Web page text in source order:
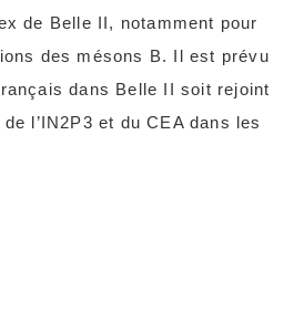
de Belle II, notamment pour
des mésons B. Il est prévu
dans Belle II soit rejoint
l’IN2P3 et du CEA dans les